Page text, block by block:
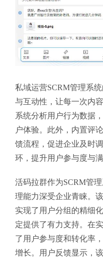
私域运营SCRM管理系
与互动性，让每一次内
系统分析用户行为数据
户体验。此外，内置评
馈流程，促进企业及时
环，提升用户参与度与满
活码拉群作为SCRM管
理能力深受企业青睐。
实现了用户分组的精细
定提供了有力支持。在
了用户参与度和转化率
增长。用户反馈显示，